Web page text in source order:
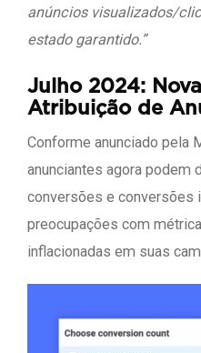
anúncios visualizados/
estado garantido.”
Julho 2024:
Atribuição de
Conforme anunciado pela
anunciantes agora podem
conversões e conversões
preocupações com
inflacionadas em suas